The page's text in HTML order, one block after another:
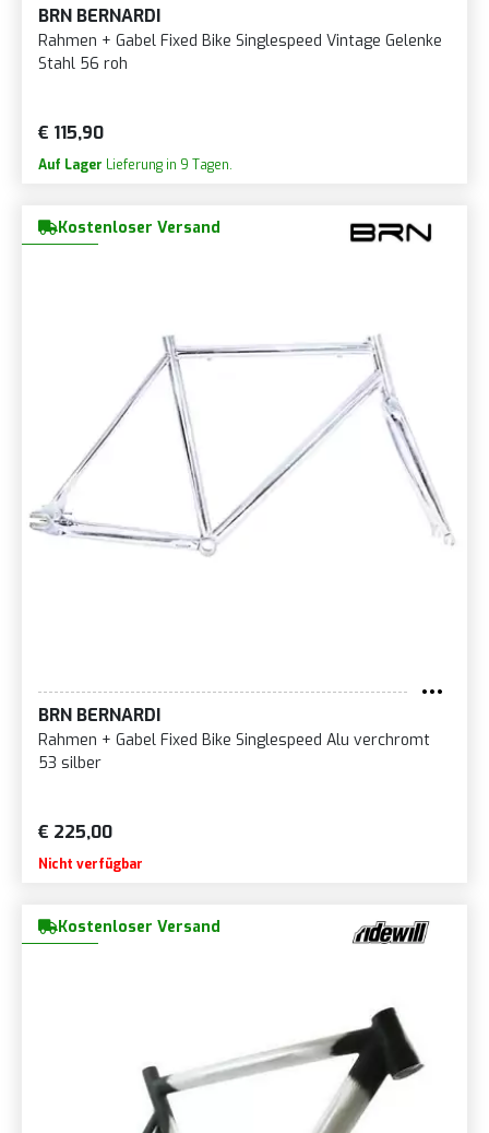
BRN BERNARDI
Rahmen + Gabel Fixed Bike Singlespeed Vintage Gelenke
Stahl 56 roh
€ 115,90
Auf Lager Lieferung in 9 Tagen.
Kostenloser Versand
BRN BERNARDI
Rahmen + Gabel Fixed Bike Singlespeed Alu verchromt
53 silber
€ 225,00
Nicht verfügbar
Kostenloser Versand